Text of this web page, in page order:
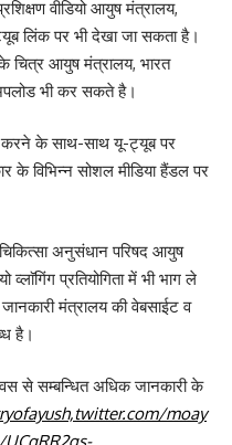
वीडियो आयुष मंत्रालय,
लिंक पर भी देखा जा सकता है।
के चित्र आयुष मंत्रालय, भारत
भी कर सकते है।
करने के साथ-साथ यू-ट्यूब पर
विभिन्न सोशल मीडिया हैंडल पर
अनुसंधान परिषद आयुष
व्लाॅगिंग प्रतियोगिता में भी भाग ले
मंत्रालय की वेबसाईट व
है।
से सम्बन्धित अधिक जानकारी के
moay